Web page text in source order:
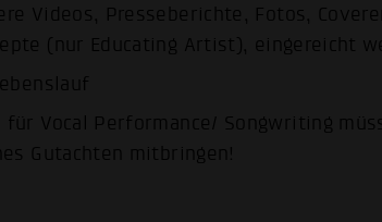
Videos, Presseberichte, Fotos,
(nur Educating Artist), eingereicht
Vocal Performance/ Songwriting
Gutachten mitbringen!